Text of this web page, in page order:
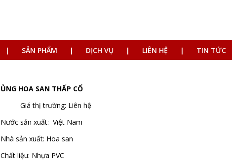
SẢN PHẨM DỊCH VỤ LIÊN HỆ TIN TỨC
ỦNG HOA SAN THẤP CỔ
Giá thị trường: Liên hệ
Nước sản xuất: Việt Nam
Nhà sản xuất: Hoa san
Chất liệu: Nhựa PVC